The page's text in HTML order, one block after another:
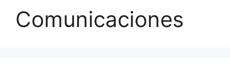
Comunicaciones